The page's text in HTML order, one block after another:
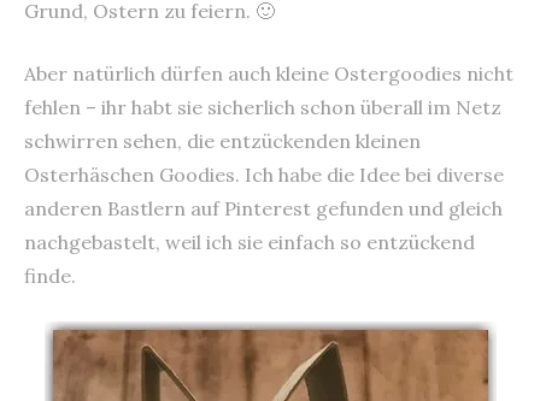
Grund, Ostern zu feiern. 🙂
Aber natürlich dürfen auch kleine Ostergoodies nicht
fehlen – ihr habt sie sicherlich schon überall im Netz
schwirren sehen, die entzückenden kleinen
Osterhäschen Goodies. Ich habe die Idee bei diverse
anderen Bastlern auf Pinterest gefunden und gleich
nachgebastelt, weil ich sie einfach so entzückend
finde.